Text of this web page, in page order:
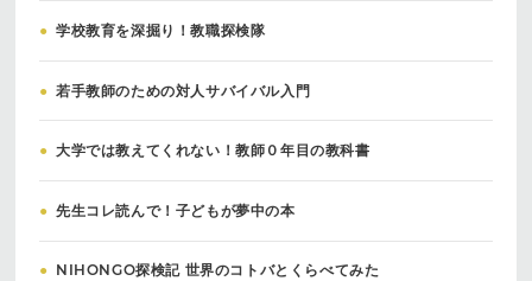
● 学校教育を深掘り！教職探検隊
● 若手教師のための対人サバイバル入門
● 大学では教えてくれない！教師０年目の教科書
● 先生コレ読んで！子どもが夢中の本
● NIHONGO探検記 世界のコトバとくらべてみた